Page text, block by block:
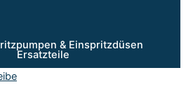
& Einspritzdüsen
Ersatzteile